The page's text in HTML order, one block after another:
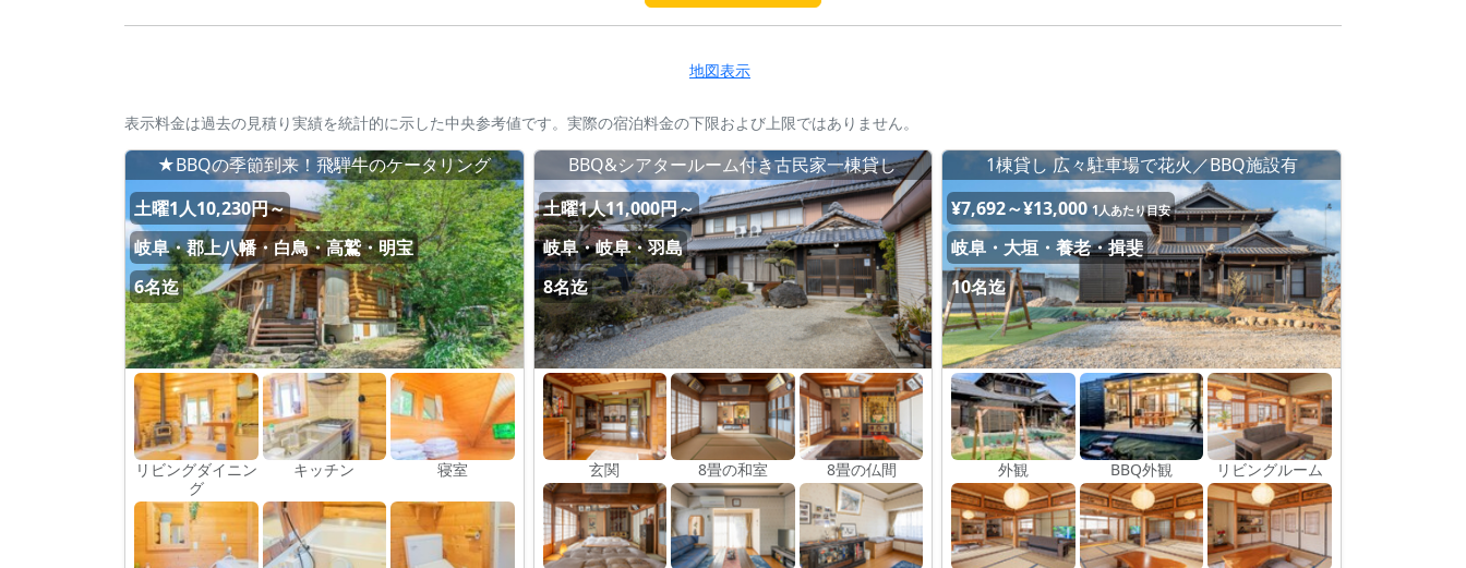
地図表示
表示料金は過去の見積り実績を統計的に示した中央参考値です。実際の宿泊料金の下限および上限ではありません。
★BBQの季節到来！飛騨牛のケータリング
土曜1人10,230円～
岐阜・郡上八幡・白鳥・高鷲・明宝
6名迄
リビングダイニン
グ
キッチン 寝室
BBQ&シアタールーム付き古民家一棟貸し
土曜1人11,000円～
岐阜・岐阜・羽島
8名迄
玄関 8畳の和室 8畳の仏間
1棟貸し 広々駐車場で花火／BBQ施設有
¥7,692～¥13,000 1人あたり目安
岐阜・大垣・養老・揖斐
10名迄
外観 BBQ外観 リビングルーム